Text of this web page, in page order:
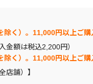
除く）。11,000円以上ご購
金額は税込2,200円）
除く）。11,000円以上ご購
店舗）】